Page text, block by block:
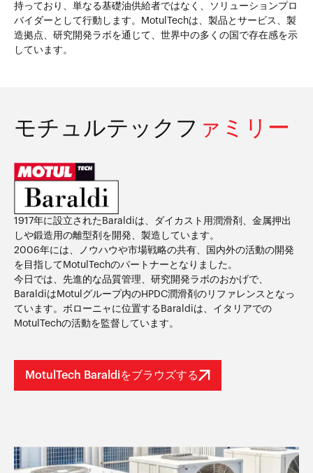
持っており、単なる基礎油供給者ではなく、ソリューションプロ
バイダーとして行動します。MotulTechは、製品とサービス、製
造拠点、研究開発ラボを通じて、世界中の多くの国で存在感を示
しています。
モチュルテックフ ァミリー
1917年に設立されたBaraldiは、ダイカスト用潤滑剤、金属押出
しや鍛造用の離型剤を開発、製造しています。
2006年には、ノウハウや市場戦略の共有、国内外の活動の開発
を目指してMotulTechのパートナーとなりました。
今日では、先進的な品質管理、研究開発ラボのおかげで、
BaraldiはMotulグループ内のHPDC潤滑剤のリファレンスとなっ
ています。ボローニャに位置するBaraldiは、イタリアでの
MotulTechの活動を監督しています。
MotulTech Baraldiをブラウズする